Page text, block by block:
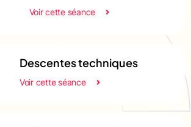
Voir cette séance
Descentes techniques
Voir cette séance